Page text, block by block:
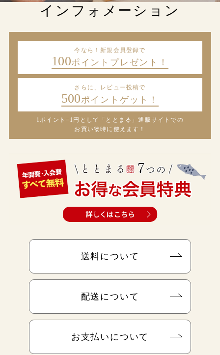
インフォメーション
今なら！新規会員登録で
100ポイントプレゼント！
さらに、レビュー投稿で
500ポイントゲット！
1ポイント=1円として「ととまる」通販サイトでの
お買い物時に使えます！
送料について
配送について
お支払いについて